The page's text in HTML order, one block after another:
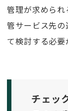
管理が求めら
管サービス先
て検討する必要
チェッ